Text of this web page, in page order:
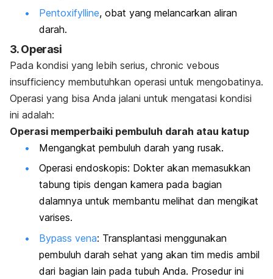
Pentoxifylline, obat yang melancarkan aliran
darah.
3. Operasi
Pada kondisi yang lebih serius, chronic vebous
insufficiency membutuhkan operasi untuk mengobatinya.
Operasi yang bisa Anda jalani untuk mengatasi kondisi
ini adalah:
Operasi memperbaiki pembuluh darah atau katup
Mengangkat pembuluh darah yang rusak.
Operasi endoskopis: Dokter akan memasukkan
tabung tipis dengan kamera pada bagian
dalamnya untuk membantu melihat dan mengikat
varises.
Bypass vena: Transplantasi menggunakan
pembuluh darah sehat yang akan tim medis ambil
dari bagian lain pada tubuh Anda. Prosedur ini